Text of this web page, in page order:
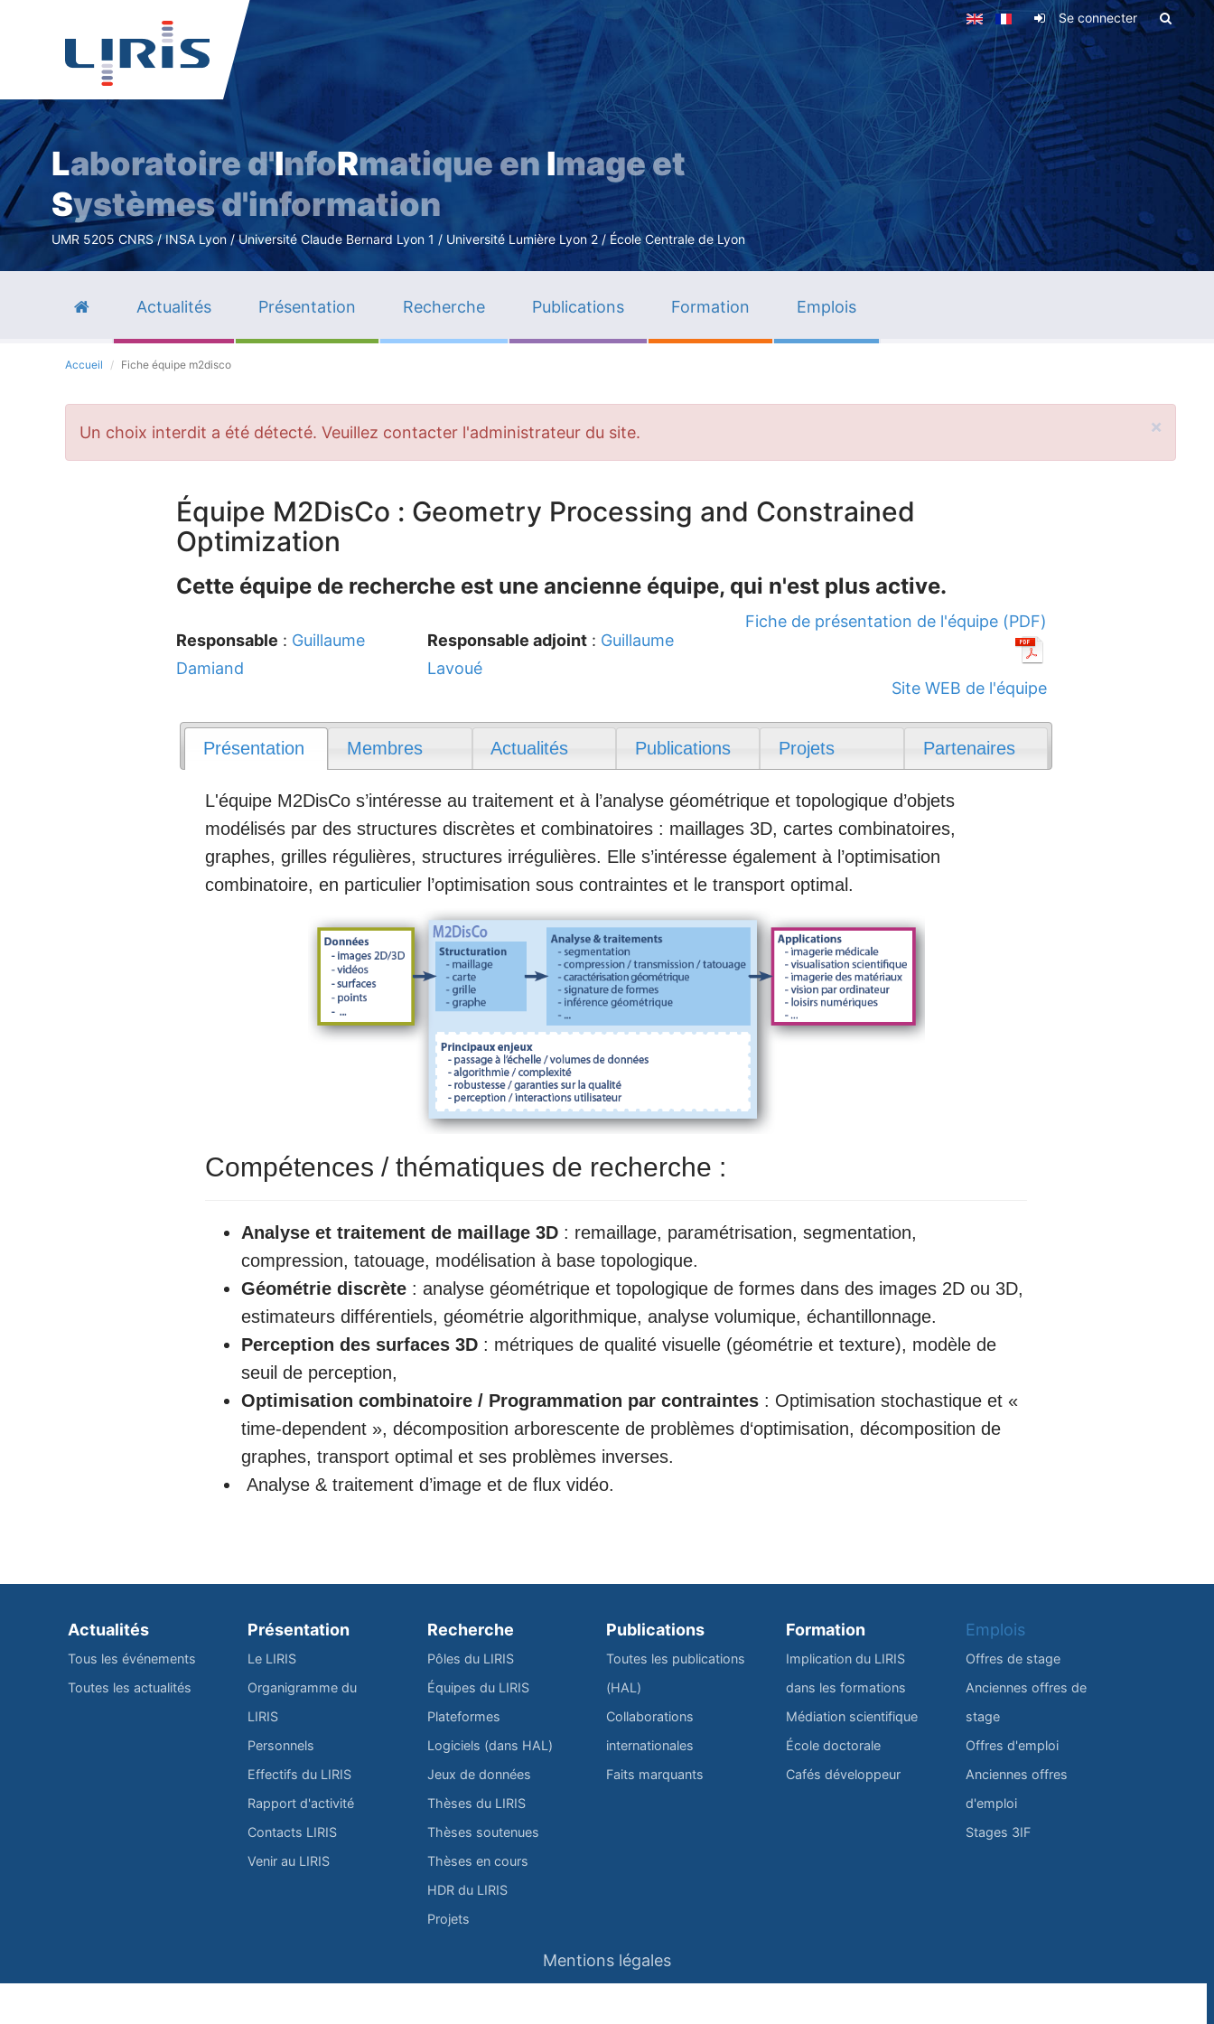
Aller
contenu
principal
Se connecter
Laboratoire d'InfoRmatique en Image et
Systèmes d'information
UMR 5205 CNRS / INSA Lyon / Université Claude Bernard Lyon 1 / Université Lumière Lyon 2 / École Centrale de Lyon
Actualités Présentation Recherche Publications Formation Emplois
Accueil Fiche équipe m2disco
×
Message
d'erreur
Un choix interdit a été détecté. Veuillez contacter l'administrateur du site.
Équipe M2DisCo : Geometry Processing and Constrained
Optimization
Cette équipe de recherche est une ancienne équipe, qui n'est plus active.
Responsable : Guillaume
Damiand
Responsable adjoint : Guillaume
Lavoué
Fiche de présentation de l'équipe (PDF)
Site WEB de l'équipe
Présentation Membres Actualités Publications Projets Partenaires
L'équipe M2DisCo s’intéresse au traitement et à l’analyse géométrique et topologique d’objets
modélisés par des structures discrètes et combinatoires : maillages 3D, cartes combinatoires,
graphes, grilles régulières, structures irrégulières. Elle s’intéresse également à l’optimisation
combinatoire, en particulier l’optimisation sous contraintes et le transport optimal.
Compétences / thématiques de recherche :
Analyse et traitement de maillage 3D: remaillage, paramétrisation, segmentation,
compression, tatouage, modélisation à base topologique.
Géométrie discrète: analyse géométrique et topologique de formes dans des images 2D ou 3D,
estimateurs différentiels, géométrie algorithmique, analyse volumique, échantillonnage.
Perception des surfaces 3D: métriques de qualité visuelle (géométrie et texture), modèle de
seuil de perception,
Optimisation combinatoire / Programmation par contraintes: Optimisation stochastique et «
time-dependent », décomposition arborescente de problèmes d‘optimisation, décomposition de
graphes, transport optimal et ses problèmes inverses.
Analyse & traitement d’image et de flux vidéo.
Actualités
Tous les événements
Toutes les actualités
Présentation
Le LIRIS
Organigramme du
LIRIS
Personnels
Effectifs du LIRIS
Rapport d'activité
Contacts LIRIS
Venir au LIRIS
Recherche
Pôles du LIRIS
Équipes du LIRIS
Plateformes
Logiciels (dans HAL)
Jeux de données
Thèses du LIRIS
Thèses soutenues
Thèses en cours
HDR du LIRIS
Projets
Publications
Toutes les publications
(HAL)
Collaborations
internationales
Faits marquants
Formation
Implication du LIRIS
dans les formations
Médiation scientifique
École doctorale
Cafés développeur
Emplois
Offres de stage
Anciennes offres de
stage
Offres d'emploi
Anciennes offres
d'emploi
Stages 3IF
Mentions légales